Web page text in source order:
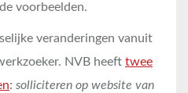
voorbeelden.
veranderingen vanuit
NVB heeft twee
: solliciteren op website van